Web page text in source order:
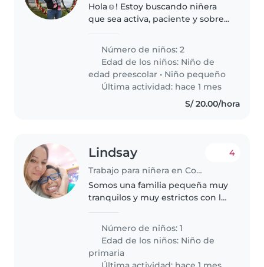
Hola☺️! Estoy buscando niñera
que sea activa, paciente y sobre
años 8 meses, y mi hija tiene 1
año y 4 meses. Ambos son..
Número de niños: 2
Edad de los niños: Niño de
edad preescolar • Niño pequeño
Última actividad: hace 1 mes
S/ 20.00/hora
Lindsay
Trabajo para niñera en Comas (Departamento de Lima)
4
Somos una familia pequeña muy
tranquilos y muy estrictos con las
Número de niños: 1
Edad de los niños: Niño de
primaria